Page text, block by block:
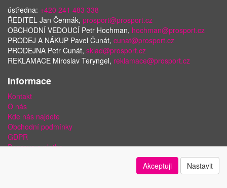
ústředna: +420 241 483 338
ŘEDITEL Jan Čermák, prosport@prosport.cz
OBCHODNÍ VEDOUCÍ Petr Hochman, hochman@prosport.cz
PRODEJ A NÁKUP Pavel Čunát, cunat@prosport.cz
PRODEJNA Petr Čunát, sklad@prosport.cz
REKLAMACE Miroslav Teryngel, reklamace@prosport.cz
Informace
Kontakt
O nás
Kde nás najdete
Obchodní podmínky
GDPR
Doprava a platba
Akceptuji Nastavit